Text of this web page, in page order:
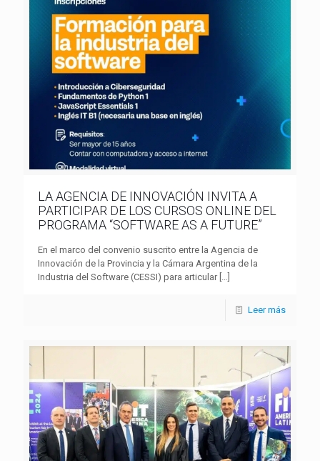
LA AGENCIA DE INNOVACIÓN INVITA A
PARTICIPAR DE LOS CURSOS ONLINE DEL
PROGRAMA “SOFTWARE AS A FUTURE”
En el marco del convenio suscrito entre la Agencia de
Innovación de la Provincia y la Cámara Argentina de la
Industria del Software (CESSI) para articular[…]
Leer más